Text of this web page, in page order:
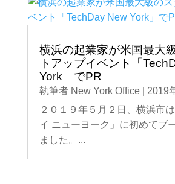
横浜の起業家が米国最大
トアップイベント「
York」でPR
執筆者 New York Office| 2019
２０１９年５月２日、横浜市
イ ニューヨーク」に初めてブ
ました。...